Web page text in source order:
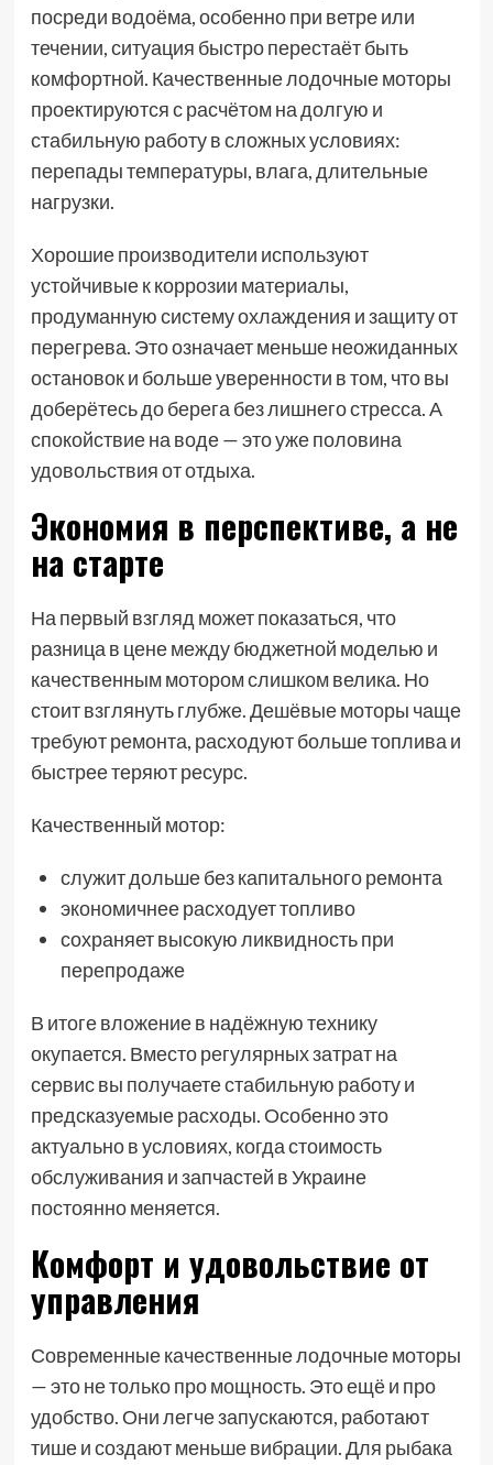
посреди водоёма, особенно при ветре или
течении, ситуация быстро перестаёт быть
комфортной. Качественные лодочные моторы
проектируются с расчётом на долгую и
стабильную работу в сложных условиях:
перепады температуры, влага, длительные
нагрузки.
Хорошие производители используют
устойчивые к коррозии материалы,
продуманную систему охлаждения и защиту от
перегрева. Это означает меньше неожиданных
остановок и больше уверенности в том, что вы
доберётесь до берега без лишнего стресса. А
спокойствие на воде — это уже половина
удовольствия от отдыха.
Экономия в перспективе, а не
на старте
На первый взгляд может показаться, что
разница в цене между бюджетной моделью и
качественным мотором слишком велика. Но
стоит взглянуть глубже. Дешёвые моторы чаще
требуют ремонта, расходуют больше топлива и
быстрее теряют ресурс.
Качественный мотор:
служит дольше без капитального ремонта
экономичнее расходует топливо
сохраняет высокую ликвидность при
перепродаже
В итоге вложение в надёжную технику
окупается. Вместо регулярных затрат на
сервис вы получаете стабильную работу и
предсказуемые расходы. Особенно это
актуально в условиях, когда стоимость
обслуживания и запчастей в Украине
постоянно меняется.
Комфорт и удовольствие от
управления
Современные качественные лодочные моторы
— это не только про мощность. Это ещё и про
удобство. Они легче запускаются, работают
тише и создают меньше вибрации. Для рыбака